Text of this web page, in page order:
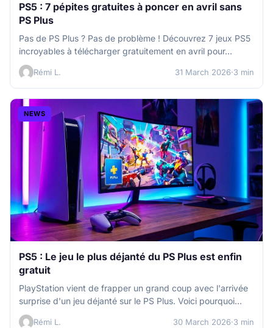
PS5 : 7 pépites gratuites à poncer en avril sans
PS Plus
Pas de PS Plus ? Pas de problème ! Découvrez 7 jeux PS5
incroyables à télécharger gratuitement en avril pour…
Rémi L. 31 March 2026·3 min
NEWS
PS5 : Le jeu le plus déjanté du PS Plus est enfin
gratuit
PlayStation vient de frapper un grand coup avec l'arrivée
surprise d'un jeu déjanté sur le PS Plus. Voici pourquoi
vous…
Rémi L. 30 March 2026·3 min